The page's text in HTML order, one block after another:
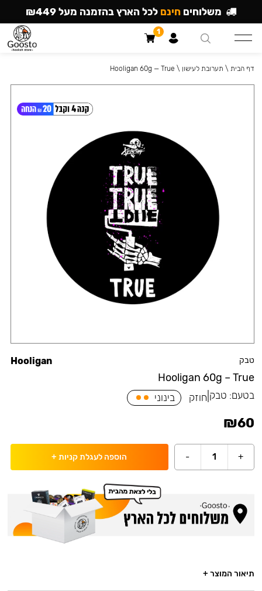
טבק
Hooligan 60g – True
Hooligan
בטעם: טבק חוזק בינוני
₪60
+
1
- הוספה לעגלת קניות +
דף הבית \ תערובת לעישון \
Hooligan 60g — True
תיאור המוצר +
משלוחים חינם לכל הארץ בהזמנה מעל ₪449
1